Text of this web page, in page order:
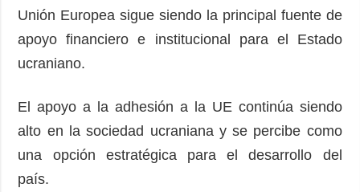
Unión Europea sigue siendo la principal fuente de
apoyo financiero e institucional para el Estado
ucraniano.
El apoyo a la adhesión a la UE continúa siendo
alto en la sociedad ucraniana y se percibe como
una opción estratégica para el desarrollo del
país.